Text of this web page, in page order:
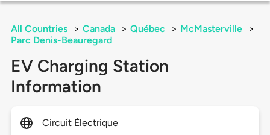
All Countries > Canada > Québec > McMasterville
>
Parc Denis-Beauregard
EV Charging Station
Information
Circuit Électrique